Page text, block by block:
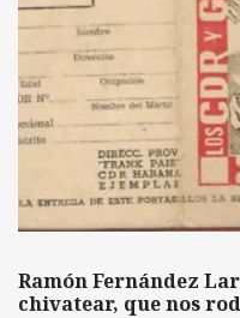
Ramón Fernández
chivatear, que nos